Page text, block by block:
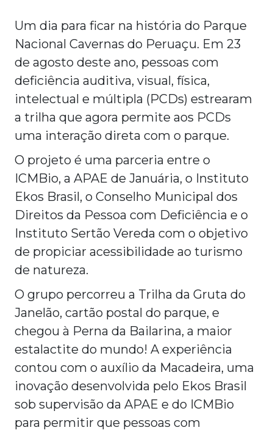
Um dia para ficar na história do Parque
Nacional Cavernas do Peruaçu. Em 23
de agosto deste ano, pessoas com
deficiência auditiva, visual, física,
intelectual e múltipla (PCDs) estrearam
a trilha que agora permite aos PCDs
uma interação direta com o parque.
O projeto é uma parceria entre o
ICMBio, a APAE de Januária, o Instituto
Ekos Brasil, o Conselho Municipal dos
Direitos da Pessoa com Deficiência e o
Instituto Sertão Vereda com o objetivo
de propiciar acessibilidade ao turismo
de natureza.
O grupo percorreu a Trilha da Gruta do
Janelão, cartão postal do parque, e
chegou à Perna da Bailarina, a maior
estalactite do mundo! A experiência
contou com o auxílio da Macadeira, uma
inovação desenvolvida pelo Ekos Brasil
sob supervisão da APAE e do ICMBio
para permitir que pessoas com